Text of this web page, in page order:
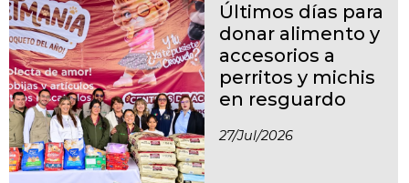
Últimos días para
donar alimento y
accesorios a
perritos y michis
en resguardo
27/jul/2026